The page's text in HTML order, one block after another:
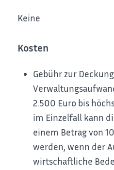
Keine
Kosten
Gebühr zur
2.500 Euro bis
im Einzelfall kann
einem Betrag von
werden, wenn der
wirtschaftliche